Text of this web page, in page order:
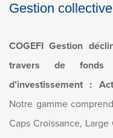
Gestion collective
COGEFI Gestion
travers de fonds
d’investissement :
Notre gamme
Caps Croissance,